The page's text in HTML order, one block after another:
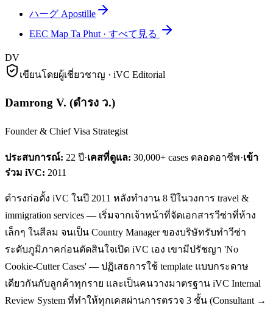
ハーグ Apostille
EEC Map Ta Phut · すべて見る
DV
เขียนโดยผู้เชี่ยวชาญ · iVC Editorial
Damrong V. (ดำรง ว.)
Founder & Chief Visa Strategist
ประสบการณ์: 22 ปี·เคสที่ดูแล: 30,000+ cases ตลอดอาชีพ·เข้า
ร่วม iVC: 2011
ดำรงก่อตั้ง iVC ในปี 2011 หลังทำงาน 8 ปีในวงการ travel &
immigration services — เริ่มจากเจ้าหน้าที่จัดเอกสารวีซ่าที่ห้าง
เล็กๆ ในสีลม จนเป็น Country Manager ของบริษัทรับทำวีซ่า
ระดับภูมิภาคก่อนตัดสินใจเปิด iVC เอง เขามีปรัชญา 'No
Cookie-Cutter Cases' — ปฏิเสธการใช้ template แบบกระดาษ
เดียวกันกับลูกค้าทุกราย และเป็นคนวางมาตรฐาน iVC Internal
Review System ที่ทำให้ทุกเคสผ่านการตรวจ 3 ชั้น (Consultant →